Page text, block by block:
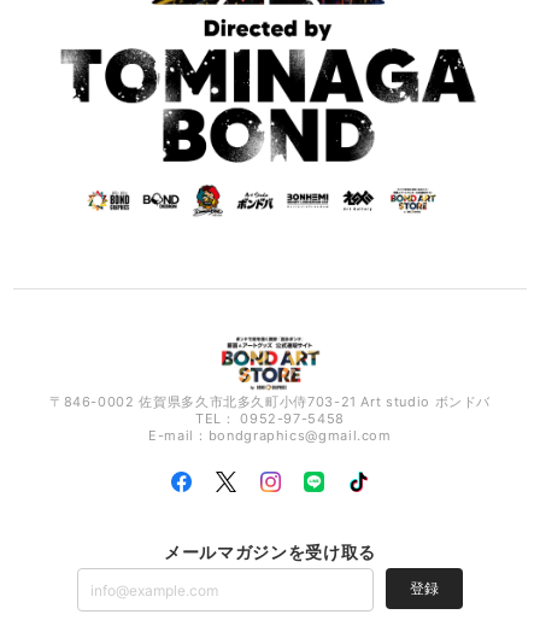
〒846-0002 佐賀県多久市北多久町小侍703-21 Art studio ボンドバ
TEL： 0952-97-5458
E-mail： bondgraphics@gmail.com
メールマガジンを受け取る
登録